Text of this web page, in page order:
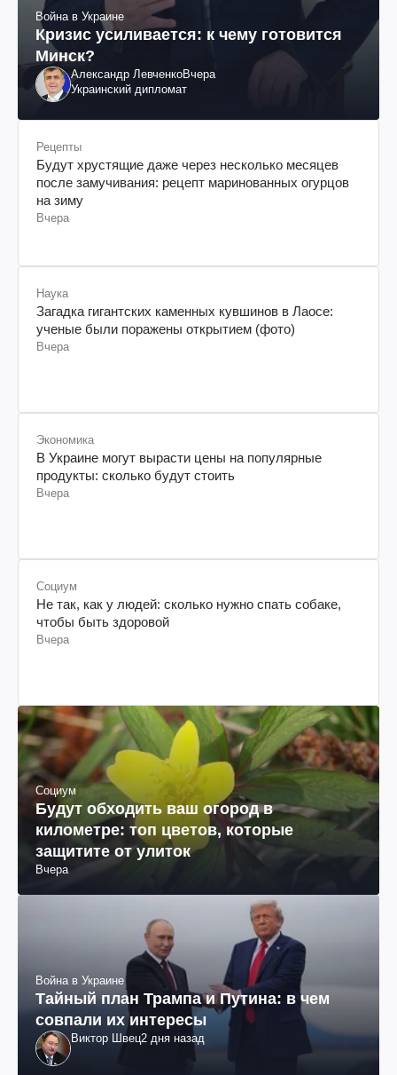
Война в Украине
Кризис усиливается: к чему готовится
Минск?
Александр ЛевченкоВчера
Украинский дипломат
Рецепты
Будут хрустящие даже через несколько месяцев
после замучивания: рецепт маринованных огурцов
на зиму
Вчера
Наука
Загадка гигантских каменных кувшинов в Лаосе:
ученые были поражены открытием (фото)
Вчера
Экономика
В Украине могут вырасти цены на популярные
продукты: сколько будут стоить
Вчера
Социум
Не так, как у людей: сколько нужно спать собаке,
чтобы быть здоровой
Вчера
Социум
Будут обходить ваш огород в
километре: топ цветов, которые
защитите от улиток
Вчера
Война в Украине
Тайный план Трампа и Путина: в чем
совпали их интересы
Виктор Швец2 дня назад